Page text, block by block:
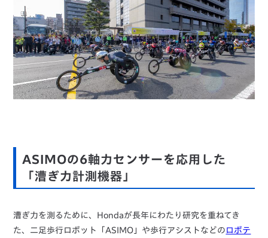
ASIMOの6軸力センサーを応用した
「漕ぎ力計測機器」
漕ぎ力を測るために、Hondaが長年にわたり研究を重ねてき
た、二足歩行ロボット「ASIMO」や歩行アシストなどの ロボテ